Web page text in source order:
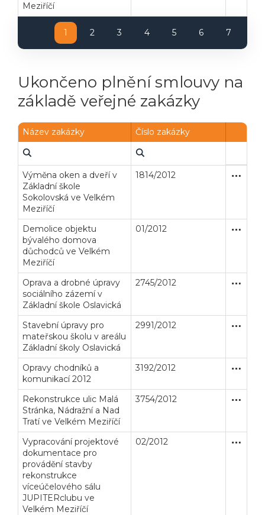
Meziříčí
1 2 3 4 5 6 7
Ukončeno plnění smlouvy na
základě veřejné zakázky
Název zakázky Číslo zakázky
Výměna oken a dveří v
Základní škole
Sokolovská ve Velkém
Meziříčí
1814/2012
Demolice objektu
bývalého domova
důchodců ve Velkém
Meziříčí
01/2012
Oprava a drobné úpravy
sociálního zázemí v
Základní škole Oslavická
2745/2012
Stavební úpravy pro
mateřskou školu v areálu
Základní školy Oslavická
2991/2012
Opravy chodníků a
komunikací 2012
3192/2012
Rekonstrukce ulic Malá
Stránka, Nádražní a Nad
Tratí ve Velkém Meziříčí
3754/2012
Vypracování projektové
dokumentace pro
provádění stavby
rekonstrukce
víceúčelového sálu
JUPITERclubu ve
Velkém Meziříčí
02/2012 Služby